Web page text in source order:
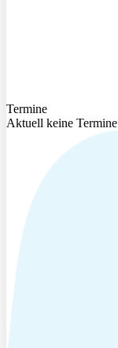
Termine
Aktuell keine Termine